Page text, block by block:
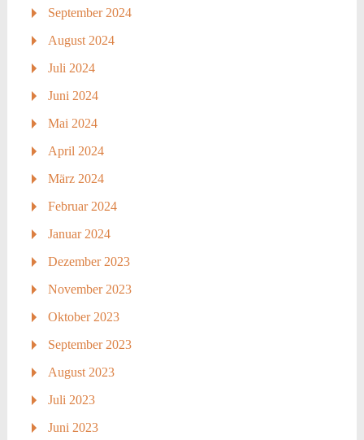
September 2024
August 2024
Juli 2024
Juni 2024
Mai 2024
April 2024
März 2024
Februar 2024
Januar 2024
Dezember 2023
November 2023
Oktober 2023
September 2023
August 2023
Juli 2023
Juni 2023